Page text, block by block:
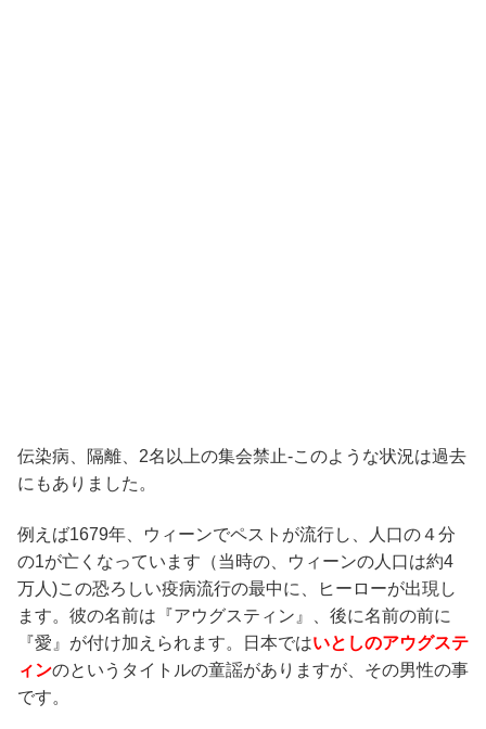
伝染病、隔離、2名以上の集会禁止-このような状況は過去
にもありました。
例えば1679年、ウィーンでペストが流行し、人口の４分
の1が亡くなっています（当時の、ウィーンの人口は約4
万人)この恐ろしい疫病流行の最中に、ヒーローが出現し
ます。彼の名前は『アウグスティン』、後に名前の前に
『愛』が付け加えられます。日本ではいとしのアウグステ
ィンのというタイトルの童謡がありますが、その男性の事
です。